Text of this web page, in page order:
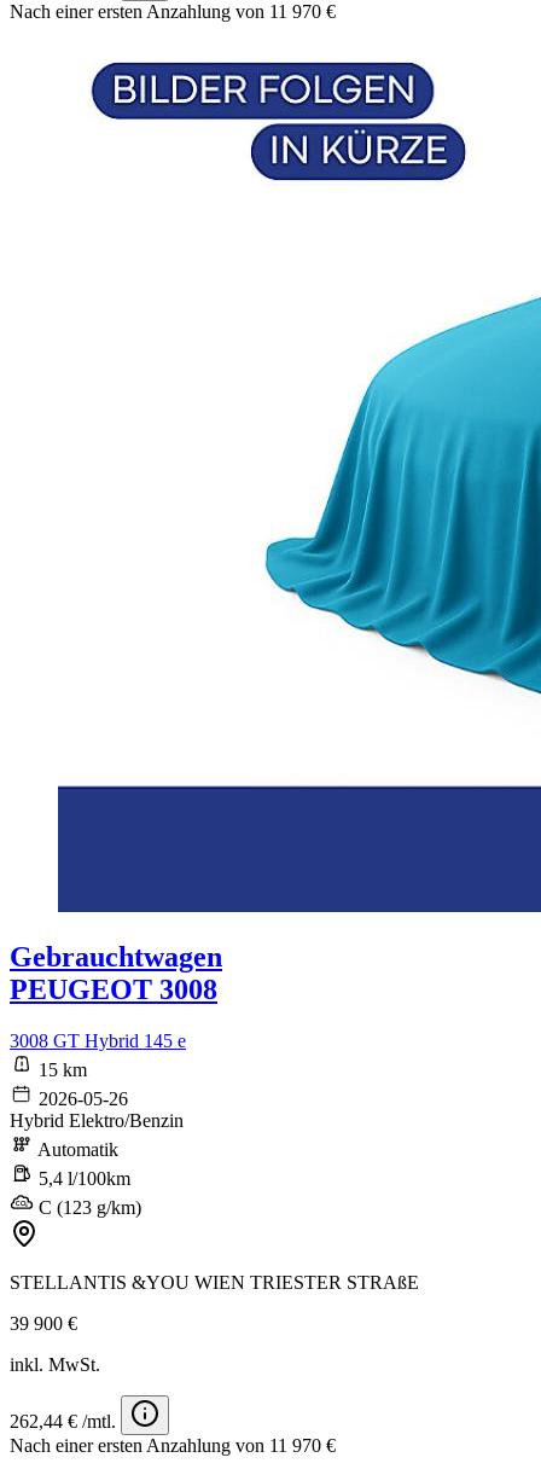
Nach einer ersten Anzahlung von 11 970 €
Gebrauchtwagen
PEUGEOT 3008
3008 GT Hybrid 145 e
15 km
2026-05-26
Hybrid Elektro/Benzin
Automatik
5,4 l/100km
C (123 g/km)
STELLANTIS &YOU WIEN TRIESTER STRAßE
39 900 €
inkl. MwSt.
262,44 € /mtl.
Nach einer ersten Anzahlung von 11 970 €